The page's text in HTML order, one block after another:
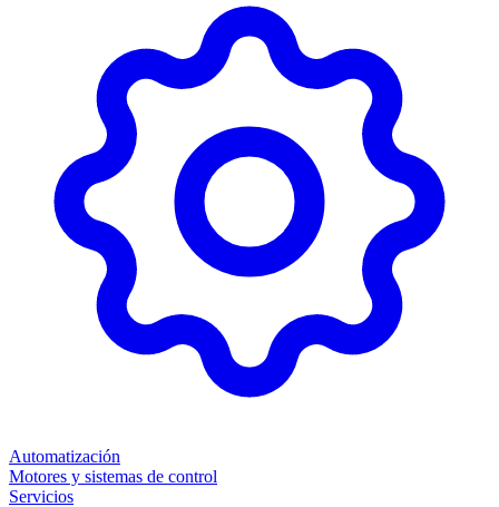
Automatización
Motores y sistemas de control
Servicios